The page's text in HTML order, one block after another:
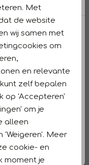
Hemden 68
Hemden
Met
de website
wij samen met
om
en relevante
zelf bepalen
op 'Accepteren'
om je
alleen
'Weigeren'. Meer
cookie- en
moment je